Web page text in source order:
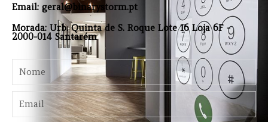
Email: geral@binarystorm.pt
Morada: Urb. Quinta de S. Roque Lote 16 Loja 6F -
2000-014 Santarém